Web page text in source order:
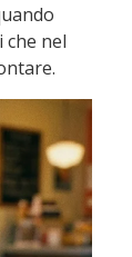
che nel